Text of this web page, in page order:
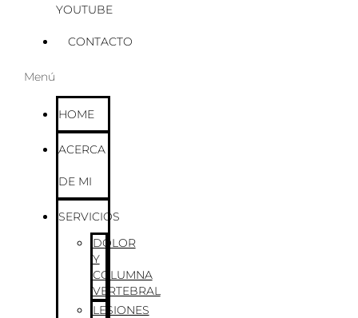
YOUTUBE
CONTACTO
Menú
HOME
ACERCA
DE MI
SERVICIOS
DOLOR
Y
COLUMNA
VERTEBRAL
LESIONES